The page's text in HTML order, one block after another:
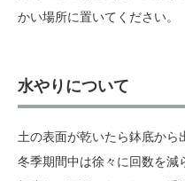
かい場所に置いてください。
水やりについて
土の表面が乾いたら鉢底から
冬季期間中は徐々に回数を減